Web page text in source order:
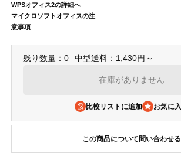
WPSオフィス2の詳細へ
マイクロソフトオフィスの注
意事項
残り数量：0 中型送料：1,430円～
在庫がありません
比較リストに追加
この商品について問い合わせる